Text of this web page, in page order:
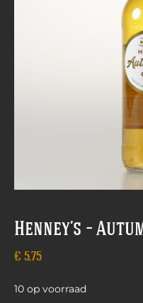
Henney’s –
€ 5,75
10 op voorraad